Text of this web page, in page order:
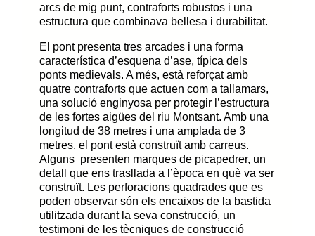
arcs de mig punt, contraforts robustos i una
estructura que combinava bellesa i durabilitat.
El pont presenta tres arcades i una forma
característica d’esquena d’ase, típica dels
ponts medievals. A més, està reforçat amb
quatre contraforts que actuen com a tallamars,
una solució enginyosa per protegir l’estructura
de les fortes aigües del riu Montsant. Amb una
longitud de 38 metres i una amplada de 3
metres, el pont està construït amb carreus.
Alguns presenten marques de picapedrer, un
detall que ens trasllada a l’època en què va ser
construït. Les perforacions quadrades que es
poden observar són els encaixos de la bastida
utilitzada durant la seva construcció, un
testimoni de les tècniques de construcció